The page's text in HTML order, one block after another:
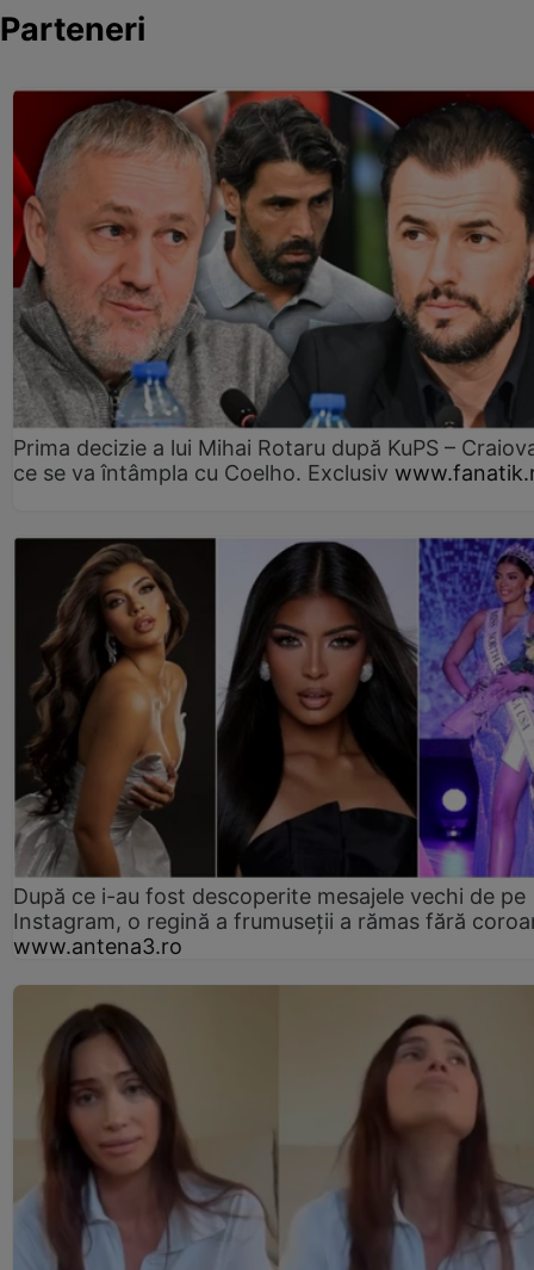
Parteneri
Prima decizie a lui Mihai Rotaru după KuPS –
ce se va întâmpla cu Coelho. Exclusiv
După ce i-au fost descoperite mesajele vechi de pe
Instagram, o regină a frumuseții a rămas fără
www.antena3.ro